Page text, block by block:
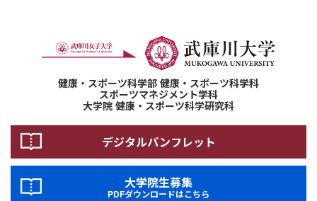
健康・スポーツ科学部 健康・スポーツ科学科
スポーツマネジメント学科
大学院 健康・スポーツ科学研究科
デジタルパンフレット
大学院生募集
PDFダウンロードはこちら